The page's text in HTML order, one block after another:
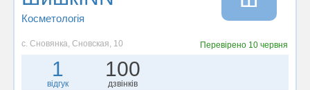
Косметологія
с. Сновянка, Сновская, 10 Перевірено 10 червня
1
відгук
100
дзвінків